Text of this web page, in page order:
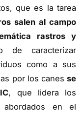
que es la tarea
salen al campo
rastros y
caracterizar
como a sus
por los canesse
, que lidera los
abordados en el